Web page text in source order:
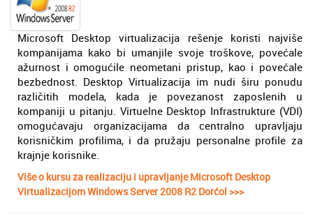
Microsoft Desktop virtualizacija rešenje koristi najviše
kompanijama kako bi umanjile svoje troškove, povećale
ažurnost i omogućile neometani pristup, kao i povećale
bezbednost. Desktop Virtualizacija im nudi širu ponudu
različitih modela, kada je povezanost zaposlenih u
kompaniji u pitanju. Virtuelne Desktop Infrastrukture (VDI)
omogućavaju organizacijama da centralno upravljaju
korisničkim profilima, i da pružaju personalne profile za
krajnje korisnike.
Više o kursu za realizaciju i upravljanje Microsoft Desktop
Virtualizacijom Windows Server 2008 R2 Dorćol >>>